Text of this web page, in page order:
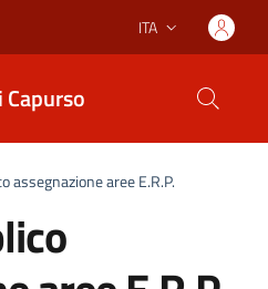
Lingua attiva:
ITA
assegnazione aree E.R.P.